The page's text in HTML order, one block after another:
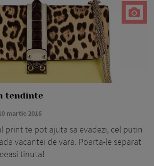
tendinte
martie 2016
print te pot ajuta sa evadezi, cel putin
vacantei de vara. Poarta-le separat
tinuta!